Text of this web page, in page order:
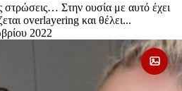
στρώσεις… Στην ουσία με αυτό έχει
overlayering και θέλει...
2022